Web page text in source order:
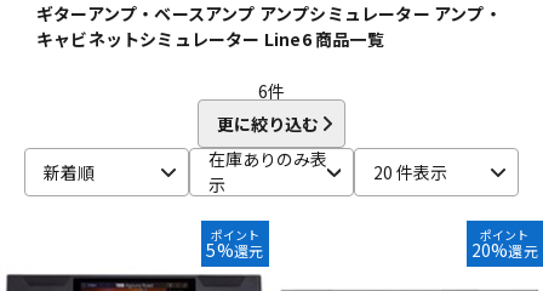
ベース ウクレレ
ドラム
ギターアンプ・ベースアンプ アンプシミュレーター アンプ・
キャビネットシミュレーター Line6 商品一覧
6件
更に絞り込む
新着順
在庫ありのみ表
示
20 件表示
ポイント
5%還元
ポイント
20%還元